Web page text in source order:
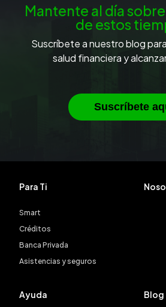
Mantente al día
de estos
Suscríbete a nuestro blog
salud financiera y
Suscríbete
Para Ti
Smart
Créditos
Banca Privada
Asistencias y seguros
Ayuda Blog